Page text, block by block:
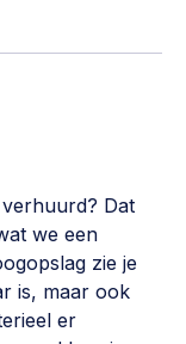
democratie >
impact >
Dat
we een
zie je
is, maar ook
er